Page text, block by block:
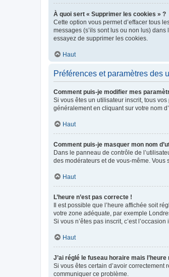
À quoi sert « Supprimer les cookies » ?
Cette option vous permet d’effacer tous
messages (s’ils sont lus ou non lus)
essayez de supprimer les cookies.
Haut
Préférences et paramètres des
Comment puis-je modifier mes
Si vous êtes un utilisateur inscrit, tous
généralement en cliquant sur votre nom
Haut
Comment puis-je masquer mon nom
Dans le panneau de contrôle de
des modérateurs et de vous-même.
Haut
L’heure n’est pas correcte !
Il est possible que l’heure affichée soit
votre zone adéquate, par exemple
Si vous n’êtes pas inscrit, c’est l’occasion
Haut
J’ai réglé le fuseau horaire mais
Si vous êtes certain d’avoir
communiquer ce problème.